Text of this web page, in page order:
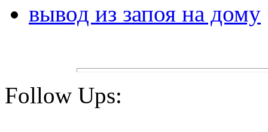
вывод из запоя на дому
Follow Ups: